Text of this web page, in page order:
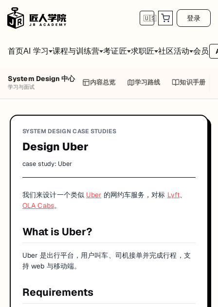
🇺🇸 登录
首页AI 学习 课程与训练营 考证匠 求职匠 社区活动 会员
System Design 中心
学习与面试
内容总览 学习路线 知识手册
SYSTEM DESIGN CASE STUDIES
Design Uber
case study: Uber
我们来设计一个类似 Uber 的网约车服务，对标 Lyft、
OLA Cabs。
What is Uber?
Uber 是出行平台，用户叫车、司机接单并完成行程，支
持 web 与移动端。
Requirements